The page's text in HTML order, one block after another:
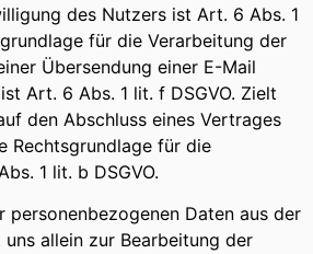
des Nutzers ist Art. 6 Abs. 1
für die Verarbeitung der
Übersendung einer E-Mail
Art. 6 Abs. 1 lit. f DSGVO. Zielt
den Abschluss eines Vertrages
Rechtsgrundlage für die
1 lit. b DSGVO.
personenbezogenen Daten aus der
allein zur Bearbeitung der